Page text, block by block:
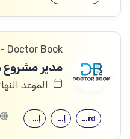
Doctor Book - دكتور بوك
مدير مشروع
الموعد النهائي: 20/
إدارة المشاريع إدارة الأعمال Microsoft Word